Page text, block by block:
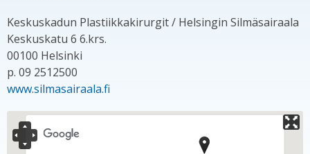
Keskuskadun Plastiikkakirurgit / Helsingin Silmäsairaala
Keskuskatu 6 6.krs.
00100 Helsinki
p. 09 2512500
www.silmasairaala.fi